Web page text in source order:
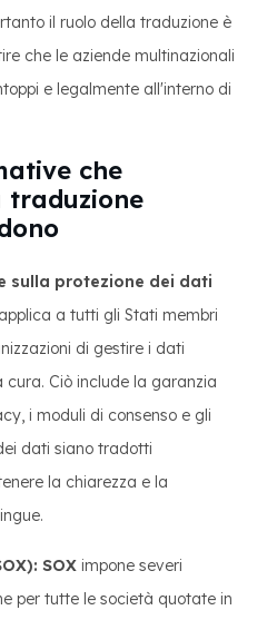
il ruolo della traduzione è
che le aziende multinazionali
e legalmente all'interno di
che
traduzione
sulla protezione dei dati
a tutti gli Stati membri
di gestire i dati
cura. Ciò include la garanzia
i moduli di consenso e gli
dati siano tradotti
la chiarezza e la
SOX impone severi
per tutte le società quotate in